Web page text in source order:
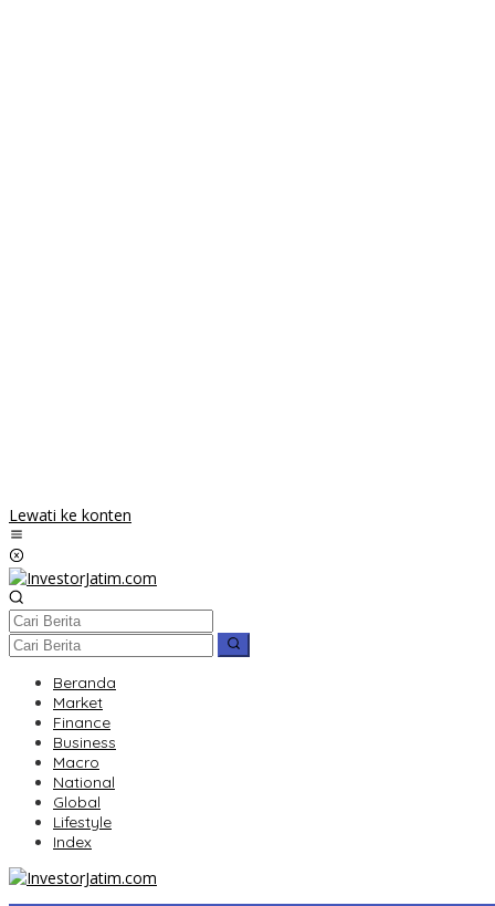
Lewati ke konten
Beranda
Market
Finance
Business
Macro
National
Global
Lifestyle
Index